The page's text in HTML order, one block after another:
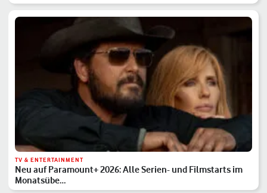
TV & ENTERTAINMENT
Neu auf Paramount+ 2026: Alle Serien- und Filmstarts im
Monatsübe…